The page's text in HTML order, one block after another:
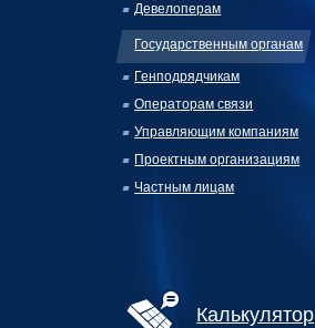
Девелоперам
Государственным органам
Генподрядчикам
Операторам связи
Управляющим компаниям
Проектным организациям
Частным лицам
Калькулятор